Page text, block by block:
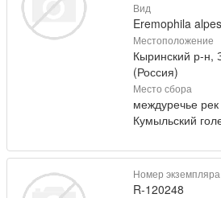
Вид
Eremophila
Местоположение
Кыринский р-н,
(Россия)
Место сбора
междуречье
Кумыльский
Номер экземпляра
R-120248